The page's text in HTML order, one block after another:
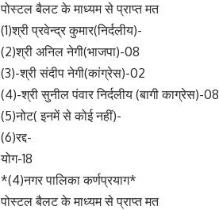
पोस्टल बैलट के माध्यम से प्राप्त मत
(1)श्री प्रवेन्द्र कुमार(निर्दलीय)-
(2)श्री अनिल नेगी(भाजपा)-08
(3)-श्री संदीप नेगी(कांग्रेस)-02
(4)-श्री सुनील पंवार निर्दलीय (बागी काग्रेस)-08
(5)नोट( इनमें से कोई नहीं)-
(6)रद्द-
योग-18
*(4)नगर पालिका कर्णप्रयाग*
पोस्टल बैलट के माध्यम से प्राप्त मत